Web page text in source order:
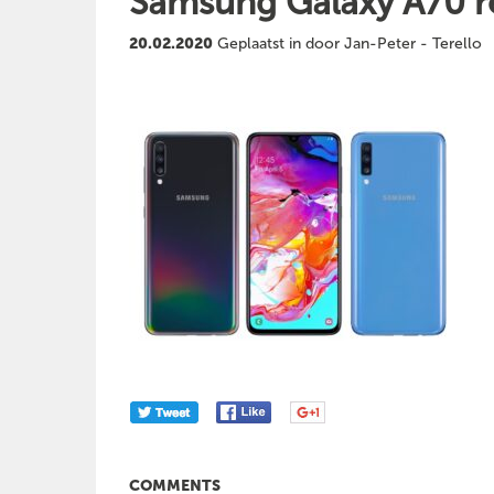
20.02.2020 Geplaatst in door Jan-Peter - Terello
COMMENTS